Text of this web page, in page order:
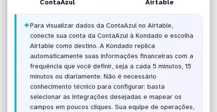
ContaAzul Airtable
✦Para visualizar dados da ContaAzul no Airtable,
conecte sua conta da ContaAzul à Kondado e escolha
Airtable como destino. A Kondado replica
automaticamente suas informações financeiras com a
frequência que você definir, seja a cada 5 minutos, 15
minutos ou diariamente. Não é necessário
conhecimento técnico para configurar: basta
selecionar as integrações desejadas e mapear os
campos em poucos cliques. Sua equipe de operações,